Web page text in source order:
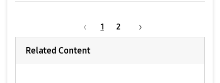
1 2
Related Content